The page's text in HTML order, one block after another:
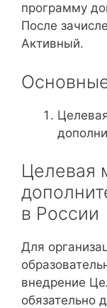
программу
После
Активный.
Целевая
в России
Для
внедрение
обязательно